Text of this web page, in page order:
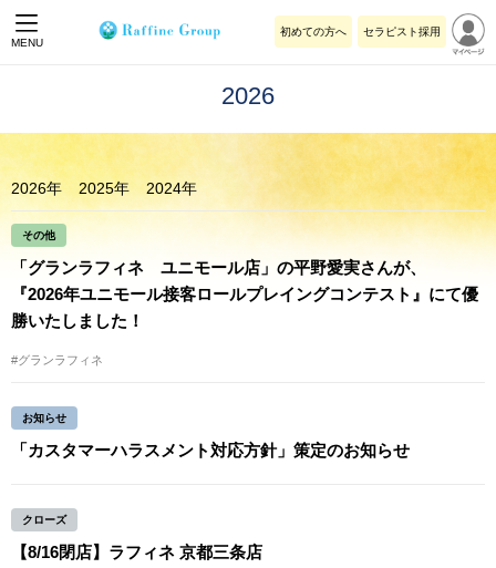
MENU
初めての方へ セラピスト採用
2026
2026年 2025年 2024年
その他
「グランラフィネ ユニモール店」の平野愛実さんが、
『2026年ユニモール接客ロールプレイングコンテスト』にて優
勝いたしました！
#グランラフィネ
お知らせ
「カスタマーハラスメント対応方針」策定のお知らせ
クローズ
【8/16閉店】ラフィネ 京都三条店